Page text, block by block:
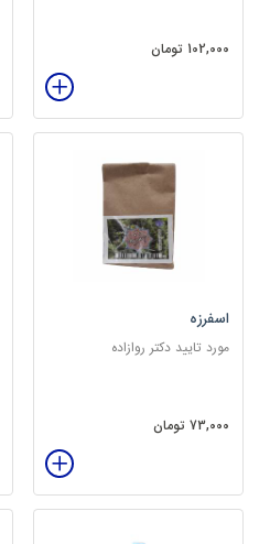
102,000 تومان
اسفرزه
مورد تایید دکتر روازاده
73,000 تومان